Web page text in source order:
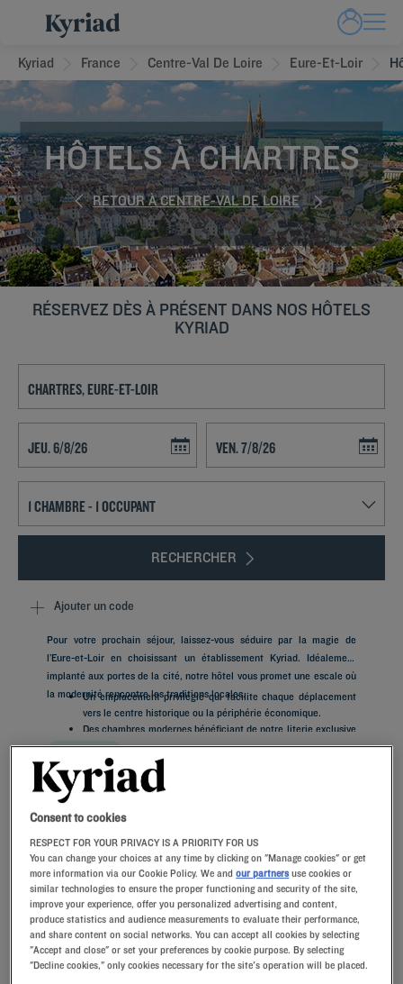
Kyriad France Centre-Val De Loire Eure-Et-Loir
HÔTELS À CHARTRES
RETOUR À CENTRE-VAL DE LOIRE
RÉSERVEZ DÈS À PRÉSENT DANS NOS HÔTELS
KYRIAD
RECHERCHER
Ajouter un code
Pour votre prochain séjour, laissez-vous séduire par la magie de
l’Eure-et-Loir en choisissant un établissement Kyriad. Idéalement
implanté aux portes de la cité, notre hôtel vous promet une escale où
la modernité rencontre les traditions locales.
Un emplacement privilégié qui facilite chaque déplacement
vers le centre historique ou la périphérie économique.
Des chambres modernes bénéficiant de notre literie exclusive
et de nos fameux oreillers à mémoire de forme.
Un accueil chaleureux personnalisé par une équipe dévouée,
disponible dès votre arrivée à la réception.
Une offre gourmande authentique mettant à l'honneur des
produits d’artisa
Lire la suite
Nos hôtels à Chartres
Laissez-vous tenter par nos hôtels Kyriad à Chartres. Dès
votre arrivée, nos hôteliers vous accueillent avec le sourire et
de petites attentions. Vous découvrirez le confort unique de
notre oreiller à mémoire de forme. Et pour bien commencer la
journée, goûtez à la différence Kyriad et laissez-vous tenter
par la fraîcheur du Frozen Yogurt au petit-déjeuner… Au moins
deux bonnes raisons de revenir !
Consent to cookies
RESPECT FOR YOUR PRIVACY IS A PRIORITY FOR US
You can change your choices at any time by clicking on "Manage cookies" or get
more information via our Cookie Policy. We andour partners use cookies or
similar technologies to ensure the proper functioning and security of the site,
improve your experience, offer you personalized advertising and content,
produce statistics and audience measurements to evaluate their performance,
and share content on social networks. You can accept all cookies by selecting
"Accept and close" or set your preferences by cookie purpose. By selecting
"Decline cookies," only cookies necessary for the site's operation will be placed.